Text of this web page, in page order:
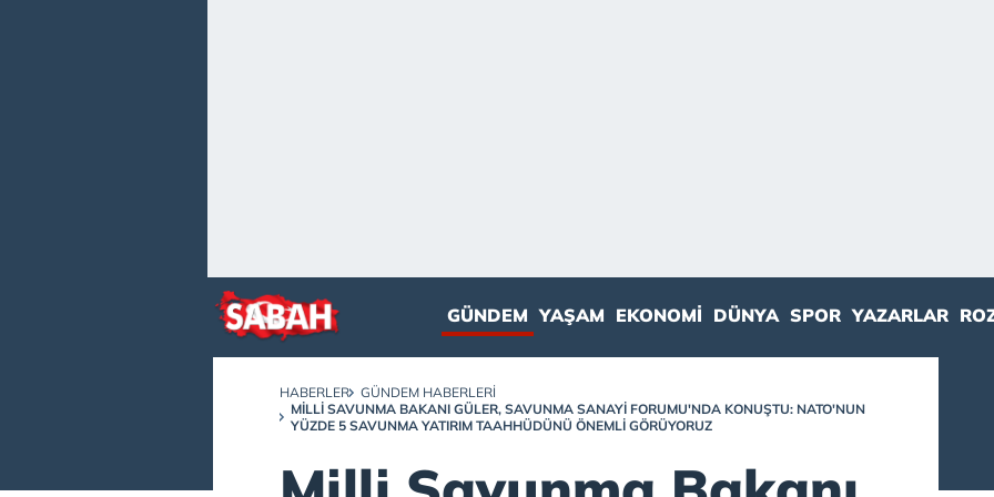
GÜNDEM YAŞAM EKONOMI DÜNYA SPOR YAZARLAR
HABERLER
GÜNDEM HABERLERI
MILLI SAVUNMA BAKANI GÜLER, SAVUNMA SANAYI FORUMU'NDA KONUŞTU: NATO'NUN
YÜZDE 5 SAVUNMA YATIRIM TAAHHÜDÜNÜ ÖNEMLI GÖRÜYORUZ